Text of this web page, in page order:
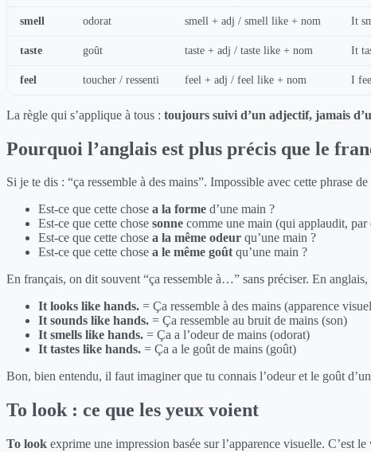
smell odorat smell + adj / smell like + nom It
taste goût taste + adj / taste like + nom It
feel toucher / ressenti feel + adj / feel like + nom I
La règle qui s’applique à tous : toujours suivi d’un adjectif, jamais
Pourquoi l’anglais est plus précis que le
Si je te dis : “ça ressemble à des mains”. Impossible avec cette phrase
Est-ce que cette chose a la forme d’une main ?
Est-ce que cette chose sonne comme une main (qui applaudit, par
Est-ce que cette chose a la même odeur qu’une main ?
Est-ce que cette chose a le même goûtqu’une main ?
En français, on dit souvent “ça ressemble à…” sans préciser. En
It looks like hands. = Ça ressemble à des mains (apparence
It sounds like hands. = Ça ressemble au bruit de mains (son)
It smells like hands. = Ça a l’odeur de mains (odorat)
It tastes like hands. = Ça a le goût de mains (goût)
Bon, bien entendu, il faut imaginer que tu connais l’odeur et le goût
To look : ce que les yeux voient
To look exprime une impression basée sur l’apparence visuelle. C’est